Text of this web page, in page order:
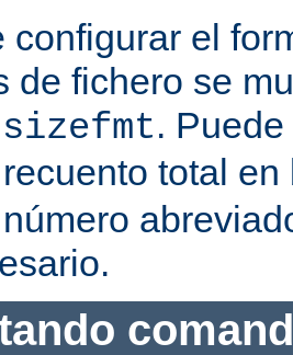
configurar el
de fichero se
sizefmt.
total